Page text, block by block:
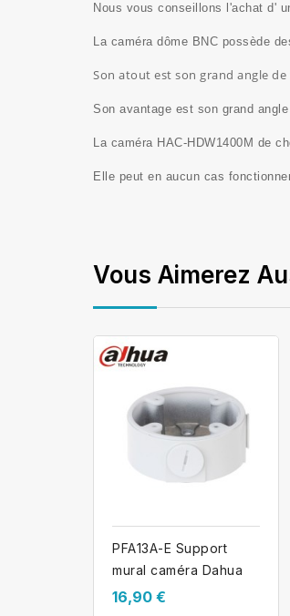
Nous vous conseillons l'achat d'
La caméra dôme BNC possède
Son atout est son grand angle
Son avantage est son grand
La caméra HAC-HDW1400M de
Elle peut en aucun cas
Vous Aimerez
PFA13A-E Support
mural caméra Dahua
16,90 €